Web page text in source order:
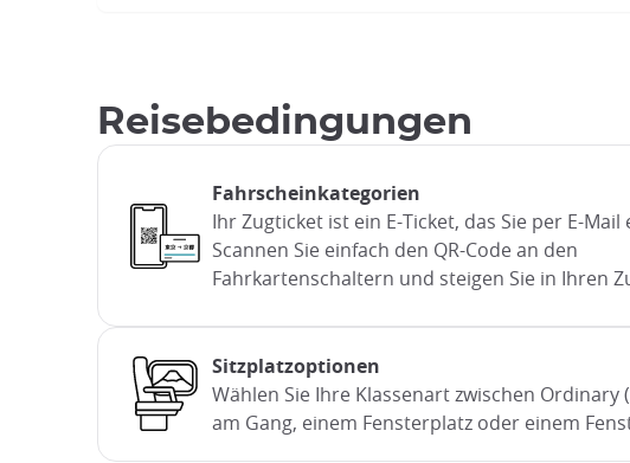
Reisebedingungen
Fahrscheinkategorien
Ihr Zugticket ist ein E-Ticket, das Sie per E-Mail
Scannen Sie einfach den QR-Code an den
Fahrkartenschaltern und steigen Sie in Ihren
Sitzplatzoptionen
Wählen Sie Ihre Klassenart zwischen
am Gang, einem Fensterplatz oder einem